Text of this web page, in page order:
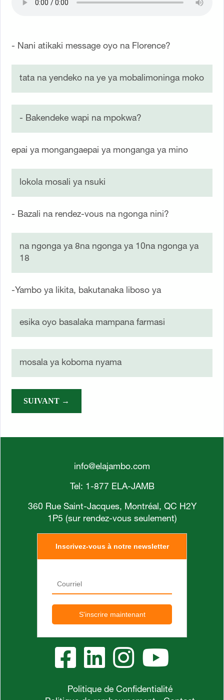
- Nani atikaki message oyo na Florence?
tata na yendeko na ye ya mobalimoninga moko
- Bakendeke wapi na mpokwa?
epai ya mongangaepai ya monganga ya mino
lokola mosali ya nsuki
- Bazali na rendez-vous na ngonga nini?
na ngonga ya 8na ngonga ya 10na ngonga ya
18
-Yambo ya likita, bakutanaka liboso ya
esika oyo basalaka mampana farmasi
mosala ya koboma nyama
SUIVANT →
info@elajambo.com
Tel: 1-877 ELA-JAMB
360 Rue Saint-Jacques, Montréal, QC H2Y
1P5 (sur rendez-vous seulement)
Inscrivez-vous à notre newsletter
Politique de Confidentialité